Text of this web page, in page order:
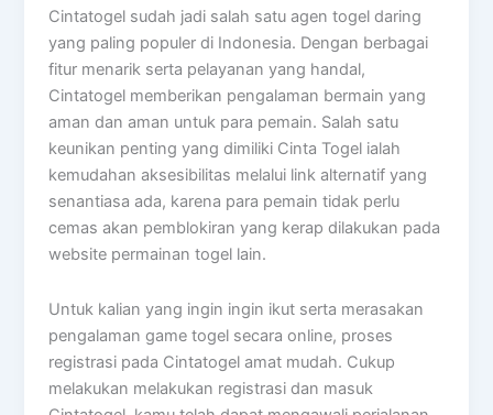
Cintatogel sudah jadi salah satu agen togel daring
yang paling populer di Indonesia. Dengan berbagai
fitur menarik serta pelayanan yang handal,
Cintatogel memberikan pengalaman bermain yang
aman dan aman untuk para pemain. Salah satu
keunikan penting yang dimiliki Cinta Togel ialah
kemudahan aksesibilitas melalui link alternatif yang
senantiasa ada, karena para pemain tidak perlu
cemas akan pemblokiran yang kerap dilakukan pada
website permainan togel lain.
Untuk kalian yang ingin ingin ikut serta merasakan
pengalaman game togel secara online, proses
registrasi pada Cintatogel amat mudah. Cukup
melakukan melakukan registrasi dan masuk